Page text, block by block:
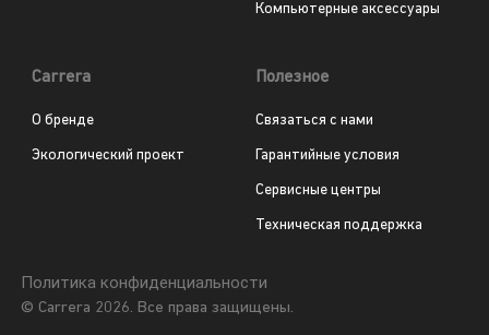
Компьютерные аксессуары
Carrera
О бренде
Экологический проект
Полезное
Связаться с нами
Гарантийные условия
Сервисные центры
Техническая поддержка
© Carrera 2026. Все права защищены.
Политика конфиденциальности